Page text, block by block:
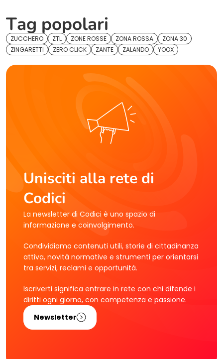
Tag popolari
ZUCCHERO ZTL ZONE ROSSE ZONA ROSSA
ZONA 30
ZINGARETTI
ZERO CLICK ZANTE ZALANDO YOOX
Unisciti alla rete di
Codici
La newsletter di Codici è uno spazio di
informazione e coinvolgimento.
Condividiamo contenuti utili, storie di cittadinanza
attiva, novità normative e strumenti per orientarsi
tra servizi, reclami e opportunità.
Iscriverti significa entrare in rete con chi difende i
diritti ogni giorno, con competenza e passione.
Newsletter